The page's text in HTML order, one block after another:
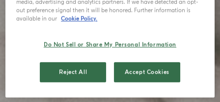
media, advertising and analytics partners. If we have detected an opt-
out preference signal then it will be honored. Further information is
available in our Cookie Policy.
Do Not Sell or Share My Personal Information
Reject All Accept Cookies